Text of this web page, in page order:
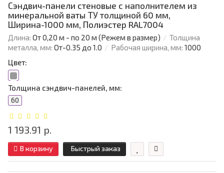
Сэндвич-панели стеновые с наполнителем из
минеральной ваты ТУ толщиной 60 мм,
Ширина-1000 мм, Полиэстер RAL7004
Длина: От 0,20 м - по 20 м (Режем в размер)
Толщина
металла, мм: От-0.35 до 1.0 Рабочая ширина, мм: 1000
Цвет:
Толщина сэндвич-панелей, мм:
60
1 193.91 р.
В корзину Быстрый заказ